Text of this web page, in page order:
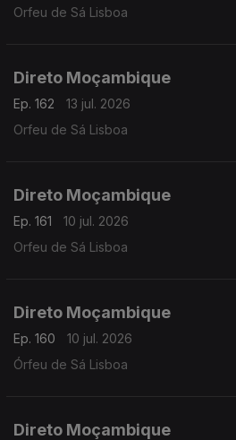
Orfeu de Sá Lisboa
Direto Moçambique
Ep. 162
13 jul. 2026
Orfeu de Sá Lisboa
Direto Moçambique
Ep. 161
10 jul. 2026
Orfeu de Sá Lisboa
Direto Moçambique
Ep. 160
10 jul. 2026
Órfeu de Sá Lisboa
Direto Moçambique